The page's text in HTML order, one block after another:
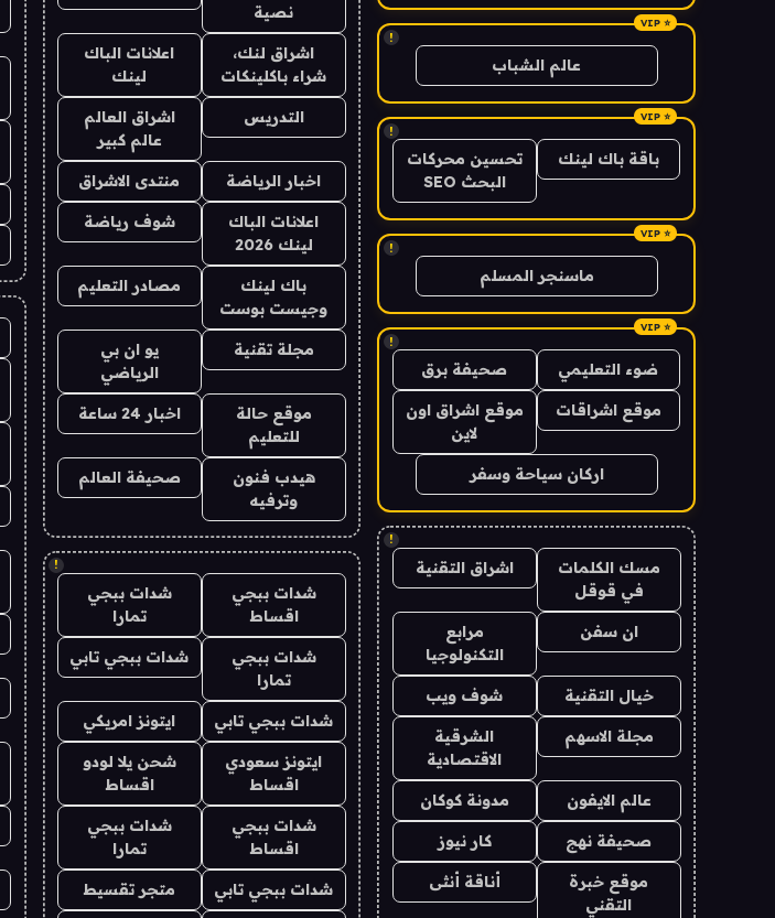
!
عالم الشباب
!
باقة باك لينك
تحسين محركات
البحث SEO
!
ماسنجر المسلم
!
ضوء التعليمي صحيفة برق
موقع اشراقات
موقع اشراق اون
لاين
اركان سياحة وسفر
!
مسك الكلمات
في قوقل
اشراق التقنية
ان سفن
مرابع
التكنولوجيا
خيال التقنية شوف ويب
مجلة الاسهم
الشرقية
الاقتصادية
عالم الايفون مدونة كوكان
صحيفة نهج كار نيوز
موقع خبرة
التقني
أناقة أنثى
نصية
اشراق لنك،
شراء باكلينكات
اعلانات الباك
لينك
التدريس
اشراق العالم
عالم كبير
اخبار الرياضة منتدى الاشراق
اعلانات الباك
لينك 2026
شوف رياضة
باك لينك
وجيست بوست
مصادر التعليم
مجلة تقنية
يو ان بي
الرياضي
موقع حالة
للتعليم
اخبار 24 ساعة
هيدب فنون
وترفيه
صحيفة العالم
!
شدات ببجي
اقساط
شدات ببجي
تمارا
شدات ببجي
تمارا
شدات ببجي تابي
شدات ببجي تابي ايتونز امريكي
ايتونز سعودي
اقساط
شحن يلا لودو
اقساط
شدات ببجي
اقساط
شدات ببجي
تمارا
شدات ببجي تابي متجر تقسيط